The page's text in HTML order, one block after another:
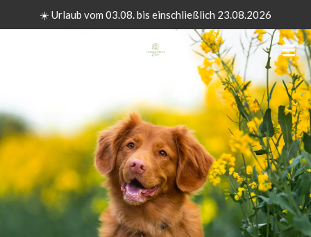
☀️ Urlaub vom 03.08. bis einschließlich 23.08.2026